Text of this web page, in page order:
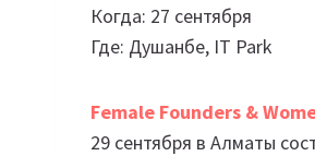
Когда: 27 сентября
Где: Душанбе, IT Park
Female Founders &
29 сентября в Алматы